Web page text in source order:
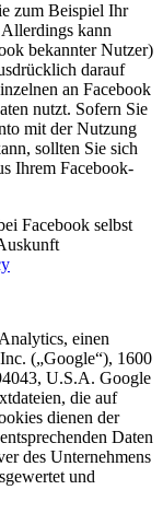
zum Beispiel Ihr
kann
bekannter Nutzer)
darauf
an Facebook
nutzt. Sofern Sie
mit der Nutzung
sollten Sie sich
Ihrem Facebook-
Facebook selbst
einen
(„Google“), 1600
U.S.A. Google
die auf
dienen der
Daten
des Unternehmens
und